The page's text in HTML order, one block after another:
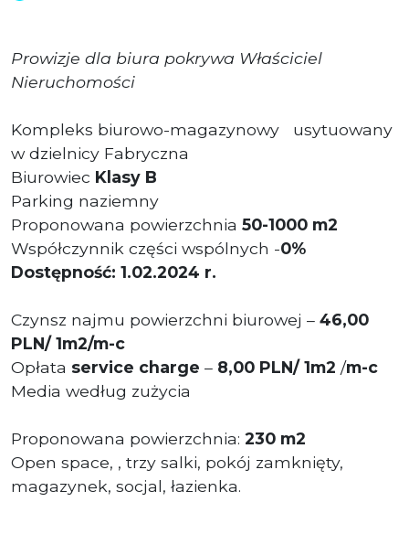
Prowizje dla biura pokrywa Właściciel
Nieruchomości
Kompleks biurowo-magazynowy usytuowany
w dzielnicy Fabryczna
Biurowiec Klasy B
Parking naziemny
Proponowana powierzchnia 50-1000 m2
Współczynnik części wspólnych -0%
Dostępność: 1.02.2024 r.
Czynsz najmu powierzchni biurowej – 46,00
PLN/ 1m2/m-c
Opłata service charge – 8,00 PLN/ 1m2 /m-c
Media według zużycia
Proponowana powierzchnia: 230 m2
Open space, , trzy salki, pokój zamknięty,
magazynek, socjal, łazienka.